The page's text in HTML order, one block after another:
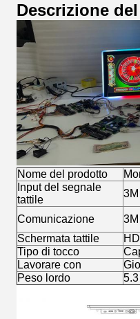
Descrizione
Nome del prodotto
Input del segnale
tattile
Comunicazione 3M
Schermata tattile
Tipo di tocco
Lavorare con
Peso lordo